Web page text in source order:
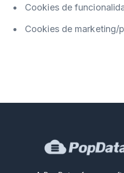
Cookies de
Cookies de marketing/